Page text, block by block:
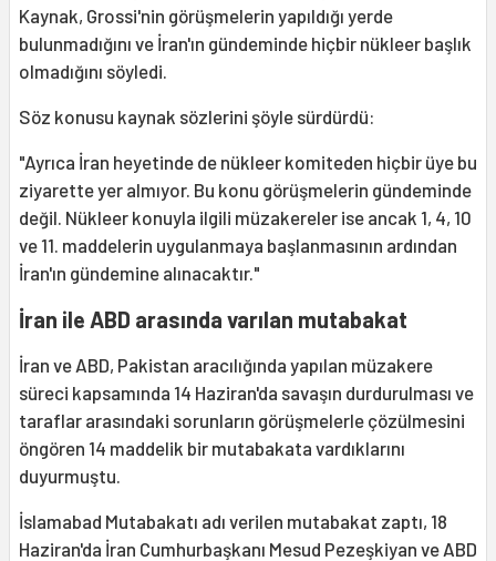
Kaynak, Grossi'nin görüşmelerin yapıldığı yerde
bulunmadığını ve İran'ın gündeminde hiçbir nükleer başlık
olmadığını söyledi.
Söz konusu kaynak sözlerini şöyle sürdürdü:
"Ayrıca İran heyetinde de nükleer komiteden hiçbir üye bu
ziyarette yer almıyor. Bu konu görüşmelerin gündeminde
değil. Nükleer konuyla ilgili müzakereler ise ancak 1, 4, 10
ve 11. maddelerin uygulanmaya başlanmasının ardından
İran'ın gündemine alınacaktır."
İran ile ABD arasında varılan mutabakat
İran ve ABD, Pakistan aracılığında yapılan müzakere
süreci kapsamında 14 Haziran'da savaşın durdurulması ve
taraflar arasındaki sorunların görüşmelerle çözülmesini
öngören 14 maddelik bir mutabakata vardıklarını
duyurmuştu.
İslamabad Mutabakatı adı verilen mutabakat zaptı, 18
Haziran'da İran Cumhurbaşkanı Mesud Pezeşkiyan ve ABD